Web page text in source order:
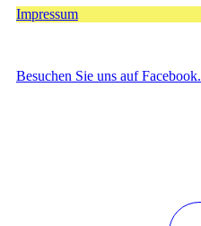
Impressum
Besuchen Sie uns auf Facebook.